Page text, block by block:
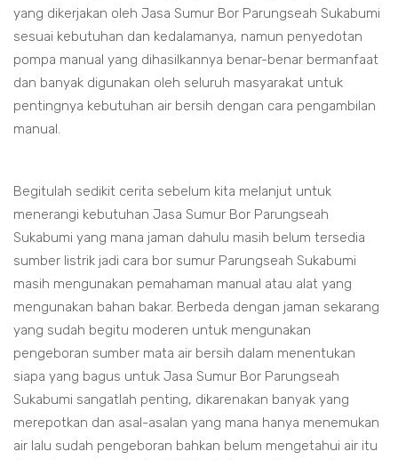
yang dikerjakan oleh Jasa Sumur Bor Parungseah Sukabumi
sesuai kebutuhan dan kedalamanya, namun penyedotan
pompa manual yang dihasilkannya benar-benar bermanfaat
dan banyak digunakan oleh seluruh masyarakat untuk
pentingnya kebutuhan air bersih dengan cara pengambilan
manual.
Begitulah sedikit cerita sebelum kita melanjut untuk
menerangi kebutuhan Jasa Sumur Bor Parungseah
Sukabumi yang mana jaman dahulu masih belum tersedia
sumber listrik jadi cara bor sumur Parungseah Sukabumi
masih mengunakan pemahaman manual atau alat yang
mengunakan bahan bakar. Berbeda dengan jaman sekarang
yang sudah begitu moderen untuk mengunakan
pengeboran sumber mata air bersih dalam menentukan
siapa yang bagus untuk Jasa Sumur Bor Parungseah
Sukabumi sangatlah penting, dikarenakan banyak yang
merepotkan dan asal-asalan yang mana hanya menemukan
air lalu sudah pengeboran bahkan belum mengetahui air itu